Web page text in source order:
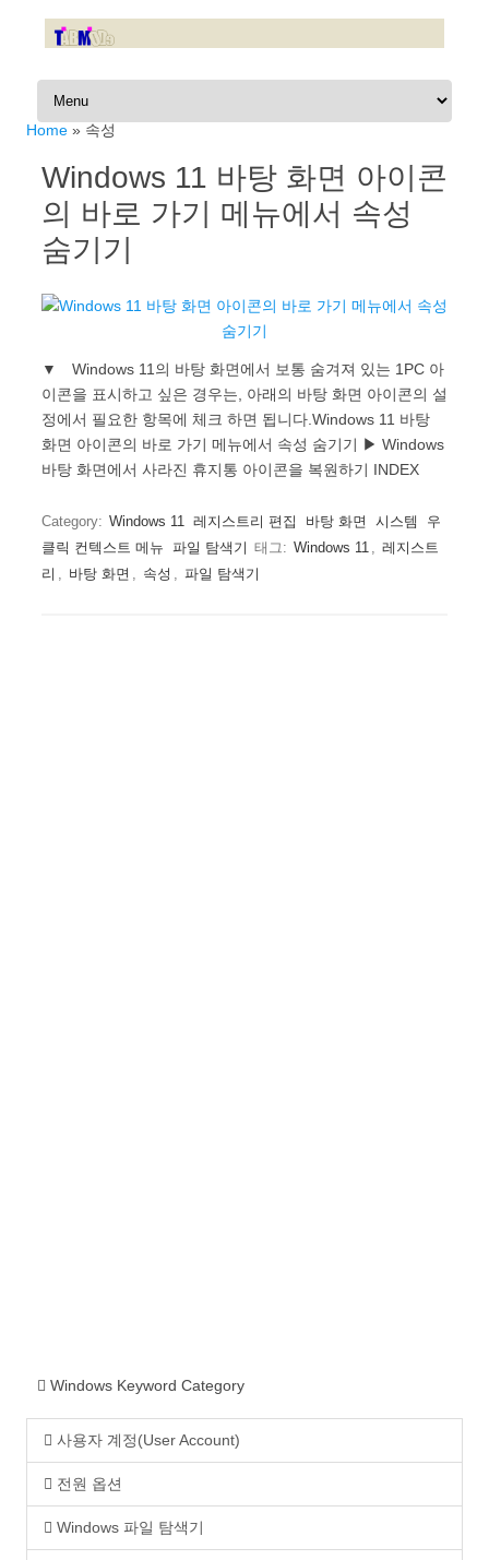
Skip to content
Home » 속성
Windows 11 바탕 화면 아이콘
의 바로 가기 메뉴에서 속성
숨기기
▼ Windows 11의 바탕 화면에서 보통 숨겨져 있는 1PC 아
이콘을 표시하고 싶은 경우는, 아래의 바탕 화면 아이콘의 설
정에서 필요한 항목에 체크 하면 됩니다.Windows 11 바탕
화면 아이콘의 바로 가기 메뉴에서 속성 숨기기 ▶ Windows
바탕 화면에서 사라진 휴지통 아이콘을 복원하기 INDEX
Category: Windows 11 레지스트리 편집 바탕 화면 시스템
우
클릭 컨텍스트 메뉴 파일 탐색기 태그: Windows 11 , 레지스트
리 , 바탕 화면 , 속성 , 파일 탐색기
Windows Keyword Category
사용자 계정(User Account)
전원 옵션
Windows 파일 탐색기